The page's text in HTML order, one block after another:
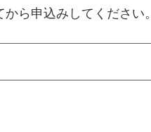
ら申込みしてください。